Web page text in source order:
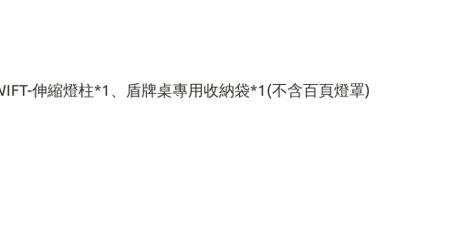
伸縮燈柱*1、盾牌桌專用收納袋*1(不含百頁燈罩)